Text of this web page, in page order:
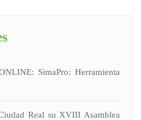
SimaPro: Herramienta
Real su XVIII Asamblea